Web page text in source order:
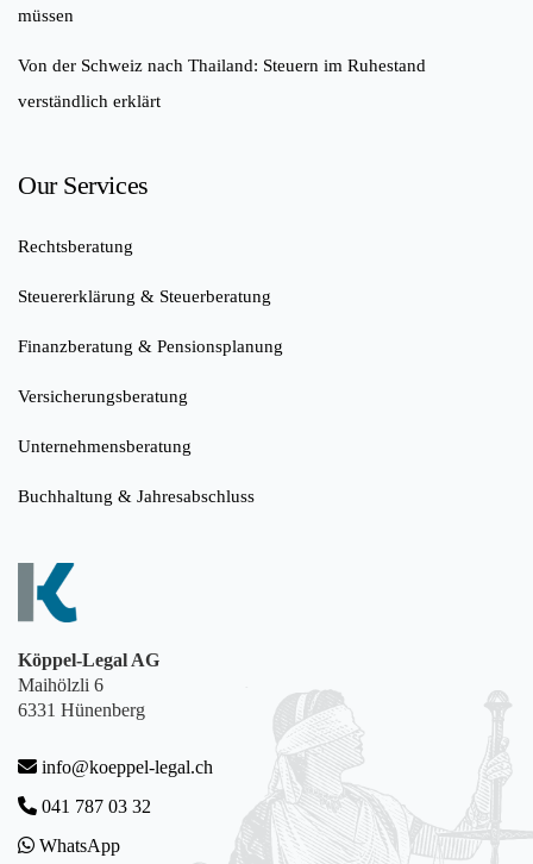
müssen
Von der Schweiz nach Thailand: Steuern im Ruhestand
verständlich erklärt
Our Services
Rechtsberatung
Steuererklärung & Steuerberatung
Finanzberatung & Pensionsplanung
Versicherungsberatung
Unternehmensberatung
Buchhaltung & Jahresabschluss
Köppel-Legal AG
Maihölzli 6
6331 Hünenberg
info@koeppel-legal.ch
041 787 03 32
WhatsApp